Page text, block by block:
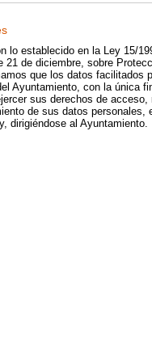
lo establecido en la Ley 15/
21 de diciembre, sobre
que los datos facilitados
Ayuntamiento, con la única
sus derechos de
de sus datos personales,
dirigiéndose al Ayuntamiento.